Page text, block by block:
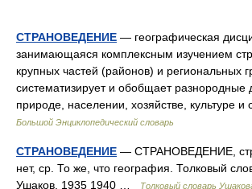
СТРАНОВЕДЕНИЕ — географическая
занимающаяся комплексным изучением
крупных частей (районов) и региональных
систематизирует и обобщает разнородные
природе, населении, хозяйстве, культуре
Большой Энциклопедический словарь
СТРАНОВЕДЕНИЕ — СТРАНОВЕДЕНИЕ,
нет, ср. То же, что география. Толковый
Ушаков. 1935 1940 …
Толковый словарь